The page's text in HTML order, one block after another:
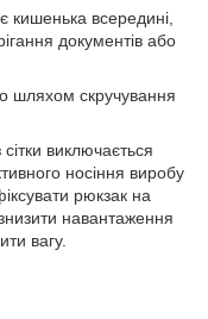
кишенька всередині,
документів або
шляхом скручування
виключається
носіння виробу
рюкзак на
навантаження
вагу.